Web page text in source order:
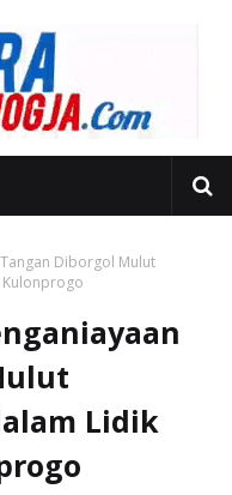
Diborgol Mulut
Kulonprogo
Lidik